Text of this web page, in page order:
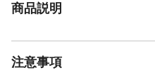
商品説明
注意事項